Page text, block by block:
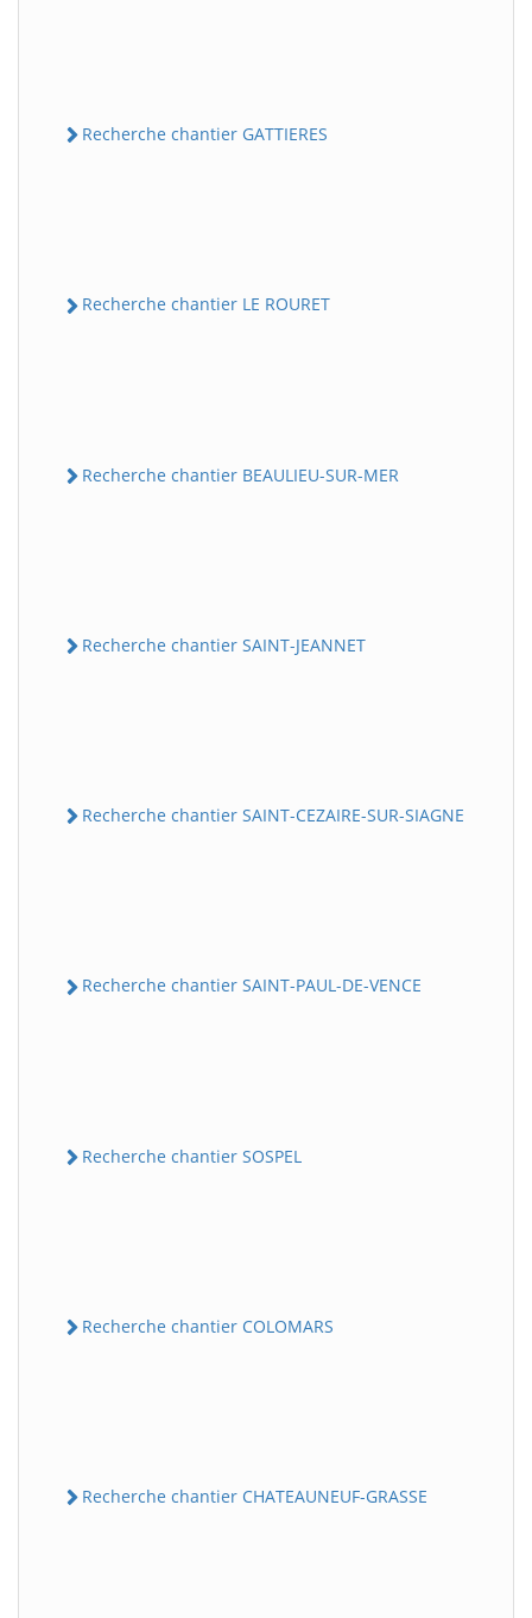
Recherche chantier GATTIERES
Recherche chantier LE ROURET
Recherche chantier BEAULIEU-SUR-MER
Recherche chantier SAINT-JEANNET
Recherche chantier SAINT-CEZAIRE-SUR-SIAGNE
Recherche chantier SAINT-PAUL-DE-VENCE
Recherche chantier SOSPEL
Recherche chantier COLOMARS
Recherche chantier CHATEAUNEUF-GRASSE